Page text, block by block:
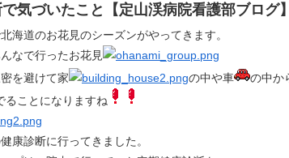
で気づいたこと【定山渓病院看護部ブロ
海道のお花見のシーズンがやってきます。
なで行ったお花見
を避けて家
の中や車
の中か
ることになりますね
康診断に行ってきました。